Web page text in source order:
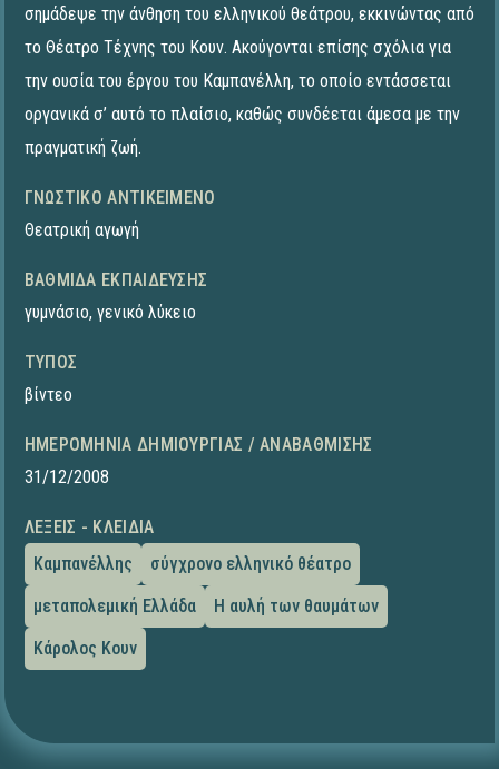
σημάδεψε την άνθηση του ελληνικού θεάτρου, εκκινώντας από
το Θέατρο Τέχνης του Κουν. Ακούγονται επίσης σχόλια για
την ουσία του έργου του Καμπανέλλη, το οποίο εντάσσεται
οργανικά σ’ αυτό το πλαίσιο, καθώς συνδέεται άμεσα με την
πραγματική ζωή.
ΓΝΩΣΤΙΚΌ ΑΝΤΙΚΕΊΜΕΝΟ
Θεατρική αγωγή
ΒΑΘΜΊΔΑ ΕΚΠΑΊΔΕΥΣΗΣ
γυμνάσιο, γενικό λύκειο
ΤΎΠΟΣ
βίντεο
ΗΜΕΡΟΜΗΝΊΑ ΔΗΜΙΟΥΡΓΊΑΣ / ΑΝΑΒΆΘΜΙΣΗΣ
31/12/2008
ΛΈΞΕΙΣ - ΚΛΕΙΔΙΆ
Καμπανέλλης
σύγχρονο ελληνικό θέατρο
μεταπολεμική Ελλάδα
Η αυλή των θαυμάτων
Κάρολος Κουν